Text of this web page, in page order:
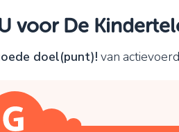
voor De
doel(punt)! van
Oeps!
OK